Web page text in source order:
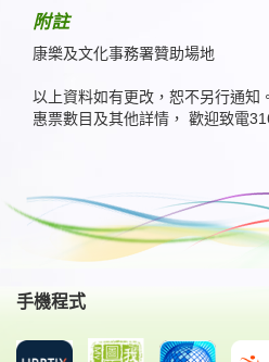
附註
康樂及文化事務署贊助場地
以上資料如有更改，恕不另行通知
惠票數目及其他詳情， 歡迎致電
手機程式